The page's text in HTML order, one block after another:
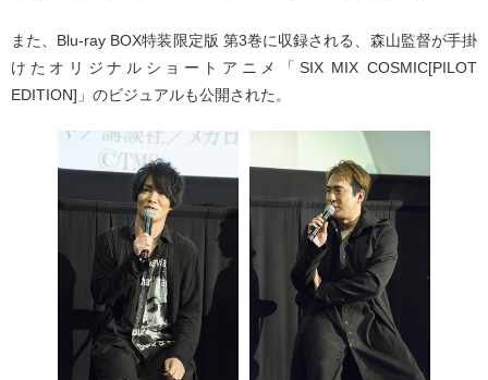
また、Blu-ray BOX特装限定版 第3巻に収録される、森山監督が手掛
けたオリジナルショートアニメ「SIX MIX COSMIC[PILOT
EDITION]」のビジュアルも公開された。